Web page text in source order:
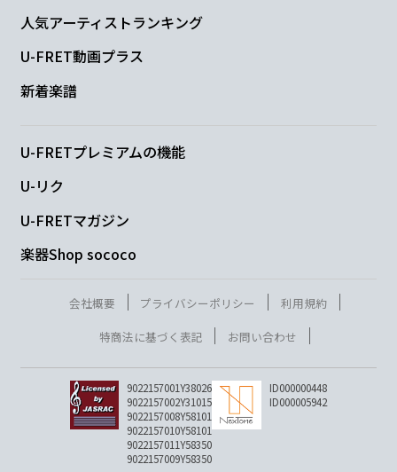
人気アーティストランキング
U-FRET動画プラス
新着楽譜
U-FRETプレミアムの機能
U-リク
U-FRETマガジン
楽器Shop sococo
会社概要 プライバシーポリシー
利用規約
特商法に基づく表記
お問い合わせ
9022157001Y38026
9022157002Y31015
9022157008Y58101
9022157010Y58101
9022157011Y58350
9022157009Y58350
ID000000448
ID000005942